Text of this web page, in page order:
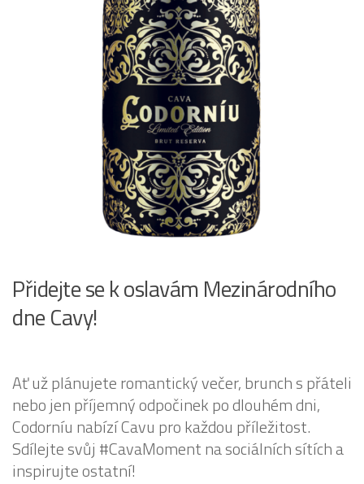
Přidejte se k oslavám Mezinárodního
dne Cavy!
Ať už plánujete romantický večer, brunch s přáteli
nebo jen příjemný odpočinek po dlouhém dni,
Codorníu nabízí Cavu pro každou příležitost.
Sdílejte svůj #CavaMoment na sociálních sítích a
inspirujte ostatní!